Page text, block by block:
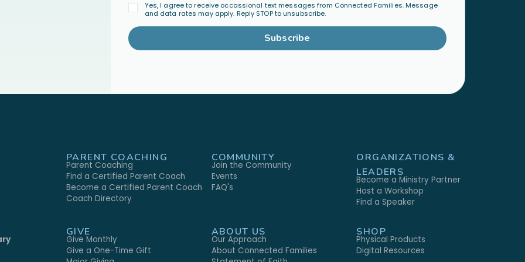
Yes, I agree to receive occassional text messages from Connected Families. Message
and data rates may apply. Reply STOP to unsubscribe.
Subscribe
PARENT COACHING
Parent Coaching
Find a Certified Parent Coach
Become a Certified Parent Coach
Coach Directory
COMMUNITY
Join the Community
Events
FAQ's
ORGANIZATIONS &
LEADERS
Become a Ministry Partner
Host a Workshop
Find a Speaker
GIVE
Give Monthly
Give a One-Time Gift
ABOUT US
Our Approach
About Connected Families
SHOP
Physical Products
Digital Resources